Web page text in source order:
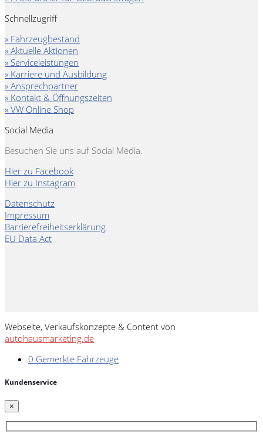
Schnellzugriff
» Fahrzeugbestand
» Aktuelle Aktionen
» Serviceleistungen
» Karriere und Ausbildung
» Ansprechpartner
» Kontakt & Öffnungszeiten
» VW Online Shop
Social Media
Besuchen Sie uns auf Social Media.
Hier zu Facebook
Hier zu Instagram
Datenschutz
Impressum
Barrierefreiheitserklärung
EU Data Act
Webseite, Verkaufskonzepte & Content von
autohausmarketing.de
0 Gemerkte Fahrzeuge
Kundenservice
×